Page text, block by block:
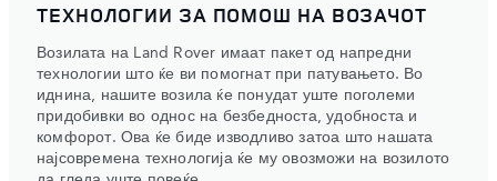
ТЕХНОЛОГИИ ЗА ПОМОШ НА ВОЗАЧОТ
Возилата на Land Rover имаат пакет од напредни
технологии што ќе ви помогнат при патувањето. Во
иднина, нашите возила ќе понудат уште поголеми
придобивки во однос на безбедноста, удобноста и
комфорот. Ова ќе биде изводливо затоа што нашата
најсовремена технологија ќе му овозможи на возилото